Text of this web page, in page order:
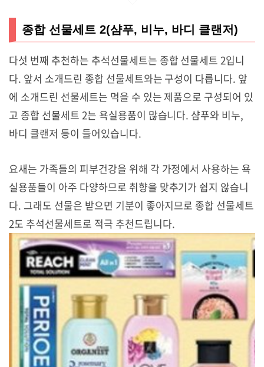
종합 선물세트 2(샴푸, 비누, 바디 클랜저)
다섯 번째 추천하는 추석선물세트는 종합 선물세트 2입니
다. 앞서 소개드린 종합 선물세트와는 구성이 다릅니다. 앞
에 소개드린 선물세트는 먹을 수 있는 제품으로 구성되어 있
고 종합 선물세트 2는 욕실용품이 많습니다. 샴푸와 비누,
바디 클랜저 등이 들어있습니다.
요새는 가족들의 피부건강을 위해 각 가정에서 사용하는 욕
실용품들이 아주 다양하므로 취향을 맞추기가 쉽지 않습니
다. 그래도 선물은 받으면 기분이 좋아지므로 종합 선물세트
2도 추석선물세트로 적극 추천드립니다.